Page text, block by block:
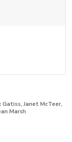
Janet McTeer,
Marsh